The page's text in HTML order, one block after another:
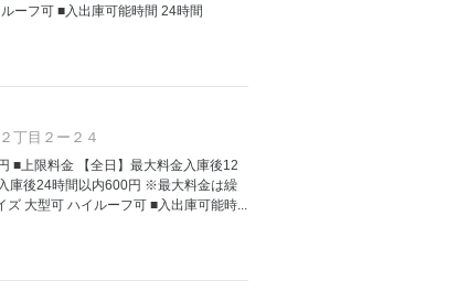
ーフ可 ■入出庫可能時間 24時間
丁目２ー２４
■上限料金 【全日】最大料金入庫後12
庫後24時間以内600円 ※最大料金は繰
ズ 大型可 ハイルーフ可 ■入出庫可能時...